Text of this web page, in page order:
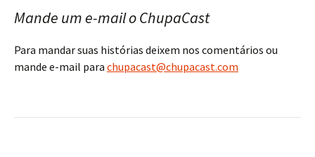
Mande um e-mail o ChupaCast
Para mandar suas histórias deixem nos comentários ou
mande e-mail para chupacast@chupacast.com